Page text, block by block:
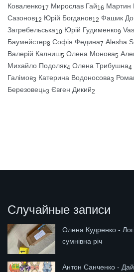
Коваленко17 Мирослав Гай16 Мартин
Сазонов12 Юрій Богданов12 Фашик
Загребельська10 Юрій Гудименко9
Баумейстер8 Софія Федина7 Alesha
Валерій Калниш5 Олена Монова5
Михайло Подоляк4 Олена Трибушна4
Галімов3 Катерина Водоносова3
Березовець3 Євген Дикий2
Случайные записи
Олена Кудренко -
сумнівна річ
Антон Санченко -